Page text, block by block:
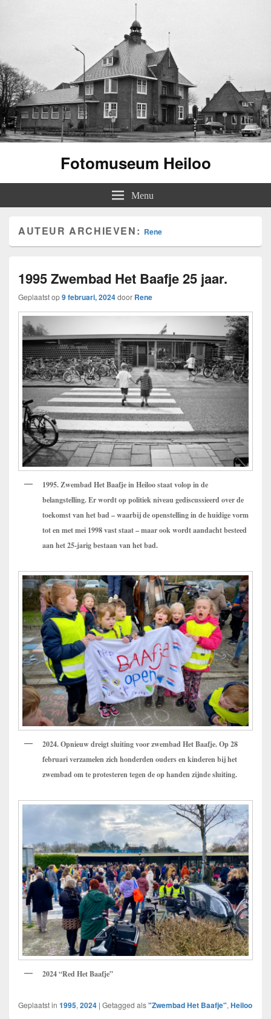
Fotomuseum Heiloo
Menu
AUTEUR ARCHIEVEN: Rene
1995 Zwembad Het Baafje 25 jaar.
Geplaatst op9 februari, 2024door Rene
1995. Zwembad Het Baafje in Heiloo staat volop in de
belangstelling. Er wordt op politiek niveau gediscussieerd over de
toekomst van het bad – waarbij de openstelling in de huidige vorm
tot en met mei 1998 vast staat – maar ook wordt aandacht besteed
aan het 25-jarig bestaan van het bad.
2024. Opnieuw dreigt sluiting voor zwembad Het Baafje. Op 28
februari verzamelen zich honderden ouders en kinderen bij het
zwembad om te protesteren tegen de op handen zijnde sluiting.
2024 “Red Het Baafje”
Geplaatst in 1995, 2024 | Getagged als"Zwembad Het Baafje", Heiloo